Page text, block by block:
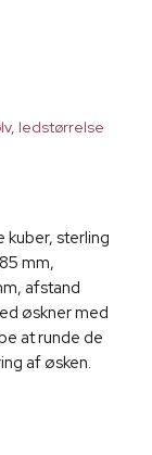
ledstørrelse
sterling
mm,
afstand
øskner med
at runde de
af øsken.